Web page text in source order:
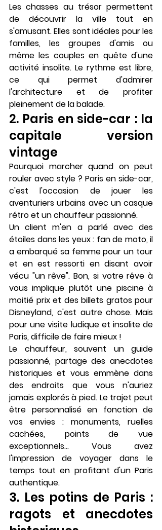
Les chasses au trésor permettent
de découvrir la ville tout en
s'amusant. Elles sont idéales pour les
familles, les groupes d'amis ou
même les couples en quête d'une
activité insolite. Le rythme est libre,
ce qui permet d'admirer
l'architecture et de profiter
pleinement de la balade.
2. Paris en side-car : la
capitale version
vintage
Pourquoi marcher quand on peut
rouler avec style ? Paris en side-car,
c'est l'occasion de jouer les
aventuriers urbains avec un casque
rétro et un chauffeur passionné.
Un client m'en a parlé avec des
étoiles dans les yeux : fan de moto, il
a embarqué sa femme pour un tour
et en est ressorti en disant avoir
vécu "un rêve". Bon, si votre rêve à
vous implique plutôt une piscine à
moitié prix et des billets gratos pour
Disneyland, c'est autre chose. Mais
pour une visite ludique et insolite de
Paris, difficile de faire mieux !
Le chauffeur, souvent un guide
passionné, partage des anecdotes
historiques et vous emmène dans
des endroits que vous n'auriez
jamais explorés à pied. Le trajet peut
être personnalisé en fonction de
vos envies : monuments, ruelles
cachées, points de vue
exceptionnels… Vous avez
l'impression de voyager dans le
temps tout en profitant d'un Paris
authentique.
3. Les potins de Paris :
ragots et anecdotes